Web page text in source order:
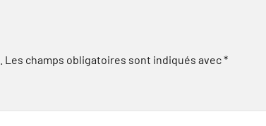
Les champs obligatoires sont indiqués avec*